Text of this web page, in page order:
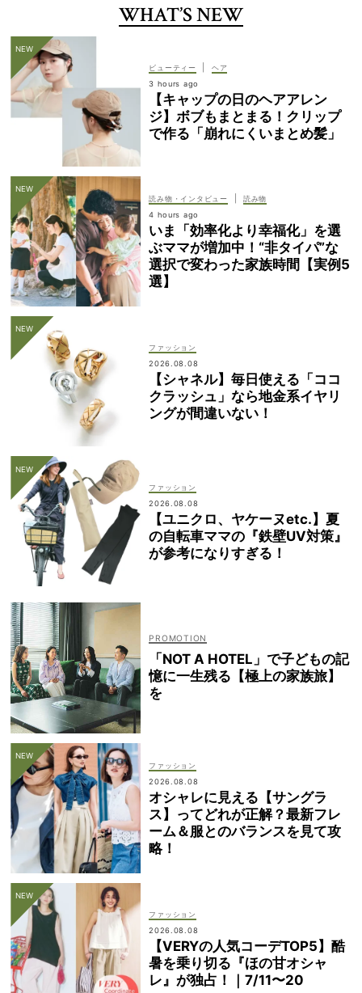
WHAT’S NEW
ビューティー
ヘア
3 hours ago
【キャップの日のヘアアレン
ジ】ボブもまとまる！クリップ
で作る「崩れにくいまとめ髪」
読み物・インタビュー
読み物
4 hours ago
いま「効率化より幸福化」を選
ぶママが増加中！“非タイパ”な
選択で変わった家族時間【実例5
選】
ファッション
2026.08.08
【シャネル】毎日使える「ココ
クラッシュ」なら地金系イヤリ
ングが間違いない！
ファッション
2026.08.08
【ユニクロ、ヤケーヌetc.】夏
の自転車ママの『鉄壁UV対策』
が参考になりすぎる！
「NOT A HOTEL」で子どもの記
憶に一生残る【極上の家族旅】
を
ファッション
2026.08.08
オシャレに見える【サングラ
ス】ってどれが正解？最新フレ
ーム＆服とのバランスを見て攻
略！
ファッション
2026.08.08
【VERYの人気コーデTOP5】酷
暑を乗り切る『ほの甘オシャ
レ』が独占！｜7/11〜20